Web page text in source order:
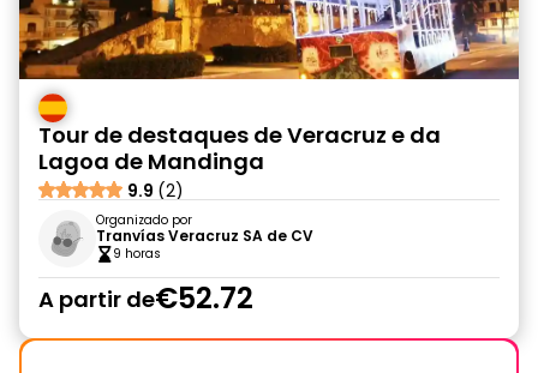
Tour de destaques de Veracruz e da
Lagoa de Mandinga
9.9 (2)
Organizado por
Tranvías Veracruz SA de CV
9 horas
A partir de€52.72